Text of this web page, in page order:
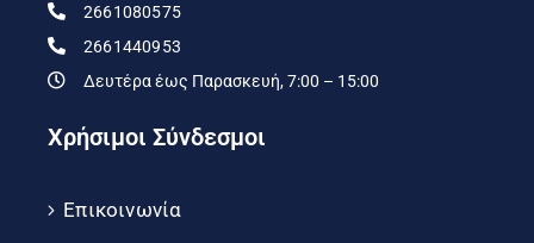
2661080575
2661440953
Δευτέρα έως Παρασκευή, 7:00 – 15:00
Χρήσιμοι Σύνδεσμοι
Επικοινωνία